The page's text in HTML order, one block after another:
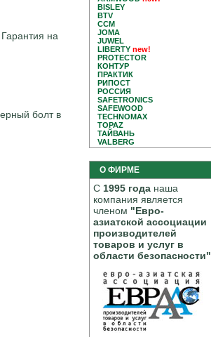
на
болт в
BISLEY
BTV
CCM
JOMA
JUWEL
LIBERTY new!
PROTECTOR
КОНТУР
ПРАКТИК
РИПОСТ
РОССИЯ
SAFETRONICS
SAFEWOOD
TECHNOMAX
TOPAZ
ТАЙВАНЬ
VALBERG
О ФИРМЕ
С 1995 года наша
компания является
членом "Евро-
азиатской ассоциации
производителей
товаров и услуг в
области безопасности"